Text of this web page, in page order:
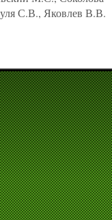
С.В., Яковлев В.В.